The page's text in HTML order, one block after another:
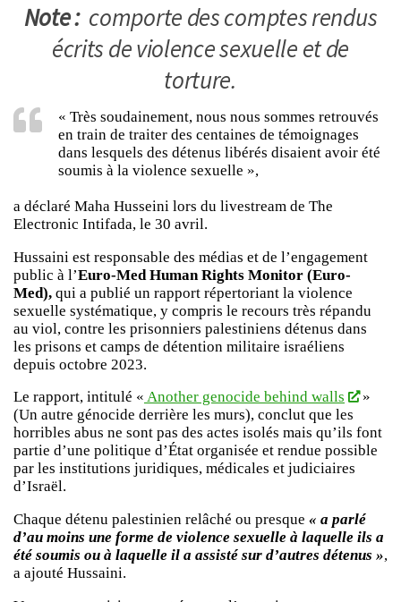
Note : comporte des comptes rendus
écrits de violence sexuelle et de
torture.
« Très soudainement, nous nous sommes retrouvés
en train de traiter des centaines de témoignages
dans lesquels des détenus libérés disaient avoir été
soumis à la violence sexuelle »,
a déclaré Maha Husseini lors du livestream de The
Electronic Intifada, le 30 avril.
Hussaini est responsable des médias et de l’engagement
public à l’Euro-Med Human Rights Monitor (Euro-
Med), qui a publié un rapport répertoriant la violence
sexuelle systématique, y compris le recours très répandu
au viol, contre les prisonniers palestiniens détenus dans
les prisons et camps de détention militaire israéliens
depuis octobre 2023.
Le rapport, intitulé « Another genocide behind walls
»
(Un autre génocide derrière les murs), conclut que les
horribles abus ne sont pas des actes isolés mais qu’ils font
partie d’une politique d’État organisée et rendue possible
par les institutions juridiques, médicales et judiciaires
d’Israël.
Chaque détenu palestinien relâché ou presque « a parlé
d’au moins une forme de violence sexuelle à laquelle ils a
été soumis ou à laquelle il a assisté sur d’autres détenus »,
a ajouté Hussaini.